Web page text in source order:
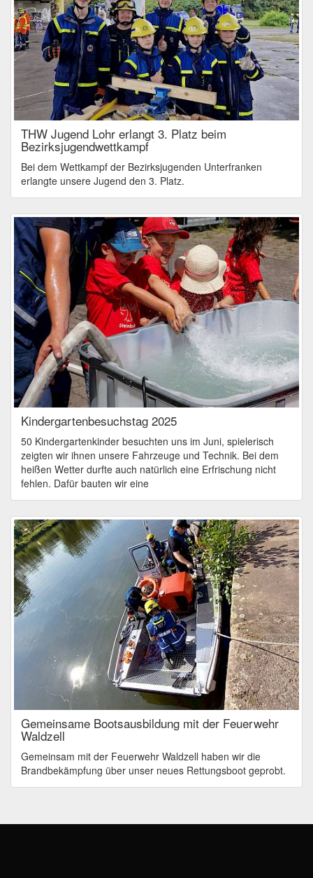
THW Jugend Lohr erlangt 3. Platz beim
Bezirksjugendwettkampf
Bei dem Wettkampf der Bezirksjugenden Unterfranken
erlangte unsere Jugend den 3. Platz.
Kindergartenbesuchstag 2025
50 Kindergartenkinder besuchten uns im Juni, spielerisch
zeigten wir ihnen unsere Fahrzeuge und Technik. Bei dem
heißen Wetter durfte auch natürlich eine Erfrischung nicht
fehlen. Dafür bauten wir eine
Gemeinsame Bootsausbildung mit der Feuerwehr
Waldzell
Gemeinsam mit der Feuerwehr Waldzell haben wir die
Brandbekämpfung über unser neues Rettungsboot geprobt.